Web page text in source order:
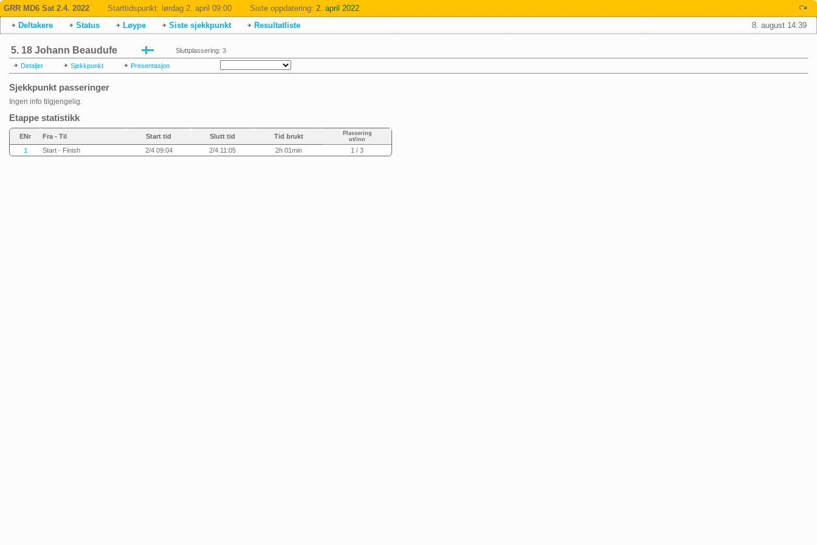
GRR MD6 Sat 2.4. 2022 Starttidspunkt: lørdag 2. april 09:00 Siste oppdatering: 2. april 2022
8. august 14:39
Deltakere Status Løype Siste sjekkpunkt Resultatliste
5. 18 Johann Beaudufe Sluttplassering: 3
Detaljer Sjekkpunkt Presentasjon
Sjekkpunkt passeringer
Ingen info tilgjengelig.
Etappe statistikk
ENr Fra - Til Start tid Slutt tid Tid brukt
Plassering
ut/inn
1 Start - Finish 2/4 09:04 2/4 11:05 2h 01min 1 / 3